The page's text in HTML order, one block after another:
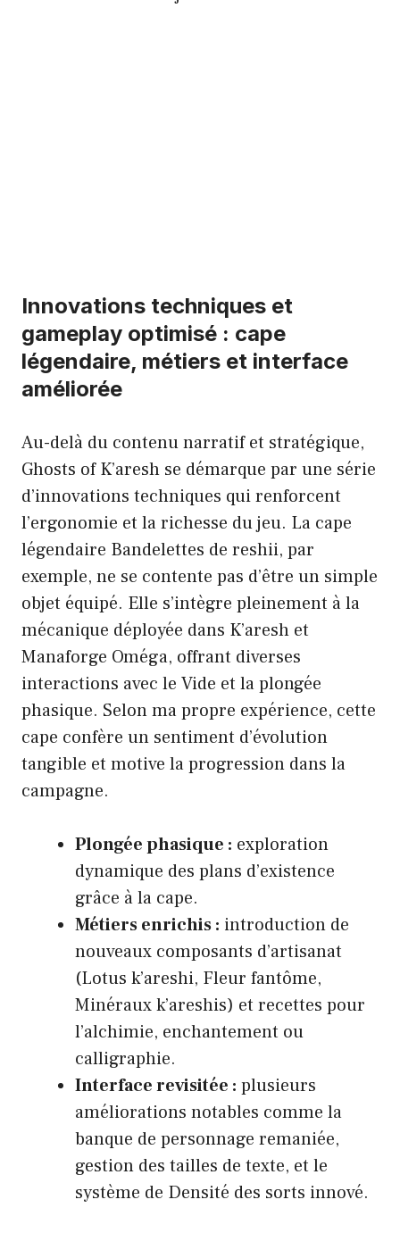
Innovations techniques et
gameplay optimisé : cape
légendaire, métiers et interface
améliorée
Au-delà du contenu narratif et stratégique,
Ghosts of K’aresh se démarque par une série
d’innovations techniques qui renforcent
l’ergonomie et la richesse du jeu. La cape
légendaire Bandelettes de reshii, par
exemple, ne se contente pas d’être un simple
objet équipé. Elle s’intègre pleinement à la
mécanique déployée dans K’aresh et
Manaforge Oméga, offrant diverses
interactions avec le Vide et la plongée
phasique. Selon ma propre expérience, cette
cape confère un sentiment d’évolution
tangible et motive la progression dans la
campagne.
Plongée phasique : exploration
dynamique des plans d’existence
grâce à la cape.
Métiers enrichis : introduction de
nouveaux composants d’artisanat
(Lotus k’areshi, Fleur fantôme,
Minéraux k’areshis) et recettes pour
l’alchimie, enchantement ou
calligraphie.
Interface revisitée : plusieurs
améliorations notables comme la
banque de personnage remaniée,
gestion des tailles de texte, et le
système de Densité des sorts innové.